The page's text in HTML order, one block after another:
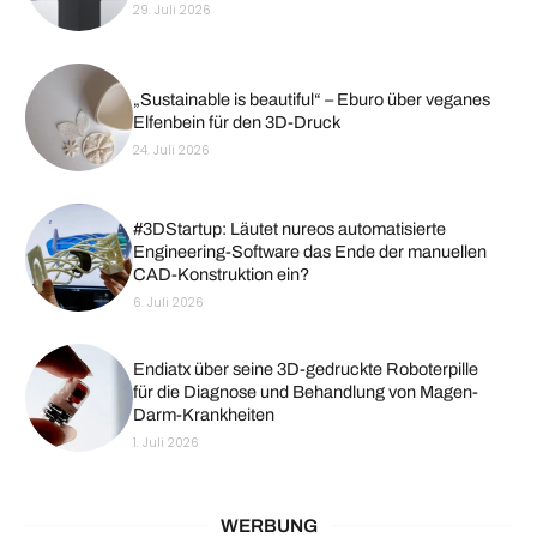
29. Juli 2026
„Sustainable is beautiful“ – Eburo über veganes
Elfenbein für den 3D-Druck
24. Juli 2026
#3DStartup: Läutet nureos automatisierte
Engineering-Software das Ende der manuellen
CAD-Konstruktion ein?
6. Juli 2026
Endiatx über seine 3D-gedruckte Roboterpille
für die Diagnose und Behandlung von Magen-
Darm-Krankheiten
1. Juli 2026
WERBUNG